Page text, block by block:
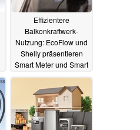
Effizientere
Balkonkraftwerk-
Nutzung: EcoFlow und
Shelly präsentieren
Smart Meter und Smart
Plug14.07.2025